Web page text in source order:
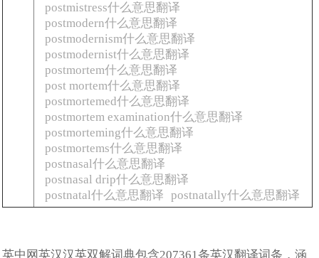
postmistress什么意思翻译
postmodern什么意思翻译
postmodernism什么意思翻译
postmodernist什么意思翻译
postmortem什么意思翻译
post mortem什么意思翻译
postmortemed什么意思翻译
postmortem examination什么意思翻译
postmorteming什么意思翻译
postmortems什么意思翻译
postnasal什么意思翻译
postnasal drip什么意思翻译
postnatal什么意思翻译 postnatally什么意思翻译
英中网英汉汉英双解词典包含207361条英汉翻译词条，涵